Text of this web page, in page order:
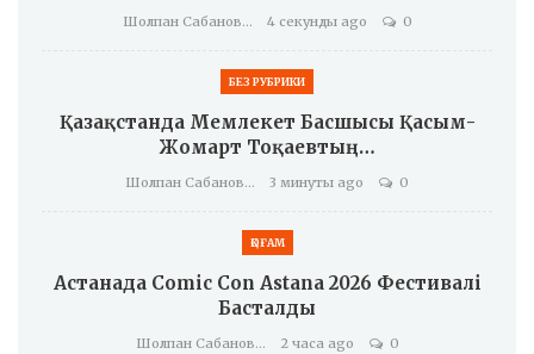
Шолпан Сабанова 4 секунды ago 0
БЕЗ РУБРИКИ
Қазақстанда Мемлекет Басшысы Қасым-
Жомарт Тоқаевтың…
Шолпан Сабанова 3 минуты ago 0
ҚОҒАМ
Астанада Comic Con Astana 2026 Фестивалі
Басталды
Шолпан Сабанова 2 часа ago 0